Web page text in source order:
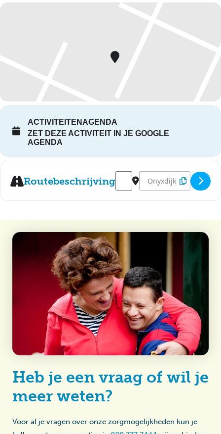
ACTIVITEITENAGENDA
ZET DEZE ACTIVITEIT IN JE GOOGLE
AGENDA
Routebeschrijving
Address - Zwemvierdaagse
Destination Address -
Heb je een vraag of wil je
meer weten?
Voor al je vragen over onze zorgmogelijkheden kun je